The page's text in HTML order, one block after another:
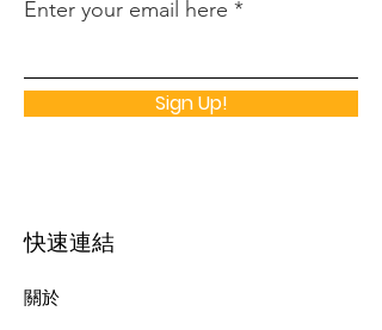
Enter your email here
Sign Up!
快速連結
關於